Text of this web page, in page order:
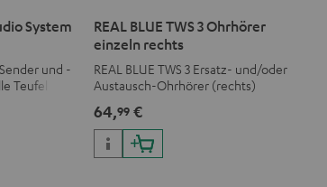
System
und -
Teufel
REAL BLUE TWS 3 Ohrhörer
einzeln rechts
REAL BLUE TWS 3 Ersatz- und/oder
Austausch-Ohrhörer (rechts)
64,99€